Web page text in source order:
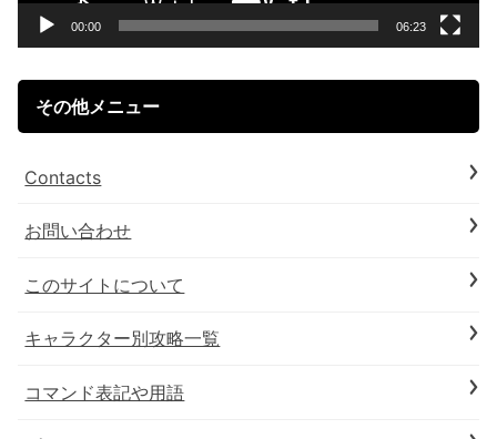
00:00 06:23
その他メニュー
Contacts
お問い合わせ
このサイトについて
キャラクター別攻略一覧
コマンド表記や用語